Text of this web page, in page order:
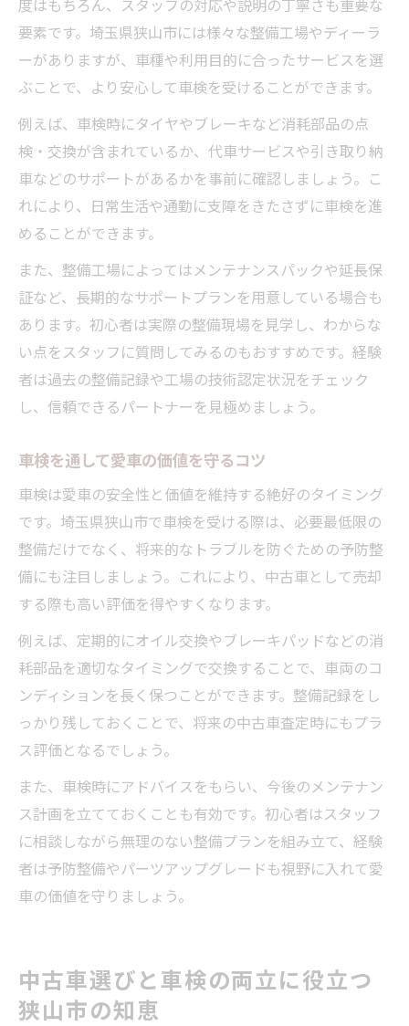
要素です。埼玉県狭山市には様々な整備工場やディーラ
ーがありますが、車種や利用目的に合ったサービスを選
ぶことで、より安心して車検を受けることができます。
例えば、車検時にタイヤやブレーキなど消耗部品の点
検・交換が含まれているか、代車サービスや引き取り納
車などのサポートがあるかを事前に確認しましょう。こ
れにより、日常生活や通勤に支障をきたさずに車検を進
めることができます。
また、整備工場によってはメンテナンスパックや延長保
証など、長期的なサポートプランを用意している場合も
あります。初心者は実際の整備現場を見学し、わからな
い点をスタッフに質問してみるのもおすすめです。経験
者は過去の整備記録や工場の技術認定状況をチェック
し、信頼できるパートナーを見極めましょう。
車検を通して愛車の価値を守るコツ
車検は愛車の安全性と価値を維持する絶好のタイミング
です。埼玉県狭山市で車検を受ける際は、必要最低限の
整備だけでなく、将来的なトラブルを防ぐための予防整
備にも注目しましょう。これにより、中古車として売却
する際も高い評価を得やすくなります。
例えば、定期的にオイル交換やブレーキパッドなどの消
耗部品を適切なタイミングで交換することで、車両のコ
ンディションを長く保つことができます。整備記録をし
っかり残しておくことで、将来の中古車査定時にもプラ
ス評価となるでしょう。
また、車検時にアドバイスをもらい、今後のメンテナン
ス計画を立てておくことも有効です。初心者はスタッフ
に相談しながら無理のない整備プランを組み立て、経験
者は予防整備やパーツアップグレードも視野に入れて愛
車の価値を守りましょう。
中古車選びと車検の両立に役立つ
狭山市の知恵